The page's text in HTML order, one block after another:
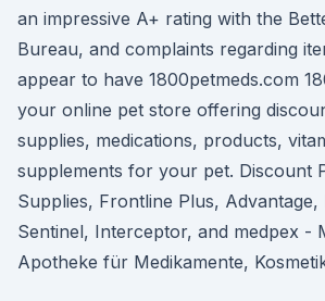
an impressive A+ rating with the
Bureau, and complaints regarding
appear to have 1800petmeds.com
your online pet store offering
supplies, medications, products,
supplements for your pet. Discount
Supplies, Frontline Plus,
Sentinel, Interceptor, and medpex -
Apotheke für Medikamente,